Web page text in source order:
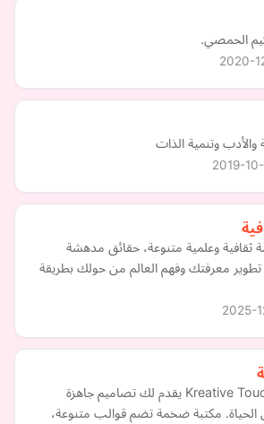
الحمصي.
2020-
والأدب وتنمية الذات
2019-
وعلمية متنوعة، حقائق مدهشة
معرفتك وفهم العالم من حولك بطريقة
2025-
متجر لمسة إبداعية Kreative Touch يقدم لك تصاميم جاهزة
الحياة. مكتبة ضخمة تضم قوالب متنوعة،